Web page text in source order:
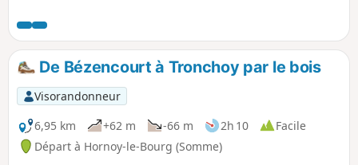
Ballastière. Le parcours se poursuit à travers le Parc du Pré
du Moulin, offrant un cadre verdoyant et reposant, puis se
termine en suivant la voie ferrée, pour une balade mêlant
nature et patrimoine local.
De Bézencourt à Tronchoy par le bois
Visorandonneur
6,95 km
+62 m -66 m 2h 10
Facile
Départ à Hornoy-le-Bourg (Somme)